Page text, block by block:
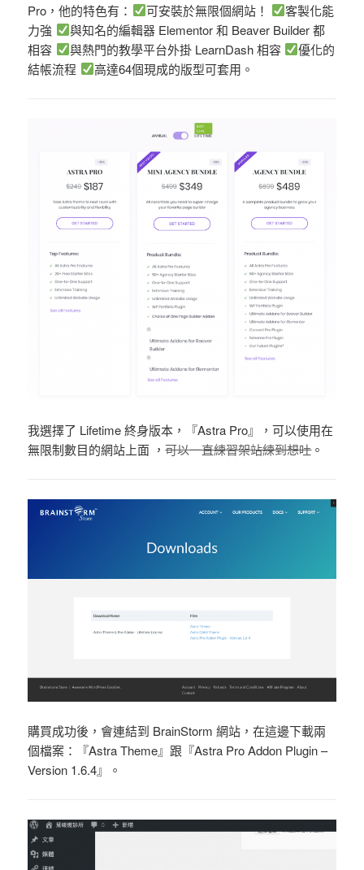
Pro，他的特色有：
可安裝於無限個網站！
客製化能
力強
與知名的編輯器 Elementor 和 Beaver Builder 都
相容
與熱門的教學平台外掛 LearnDash 相容
優化的
結帳流程
高達64個現成的版型可套用。
我選擇了 Lifetime 終身版本，『Astra Pro』，可以使用在
無限制數目的網站上面 ，可以一直練習架站練到想吐。
購買成功後，會連結到 BrainStorm 網站，在這邊下載兩
個檔案：『Astra Theme』跟『Astra Pro Addon Plugin –
Version 1.6.4』。